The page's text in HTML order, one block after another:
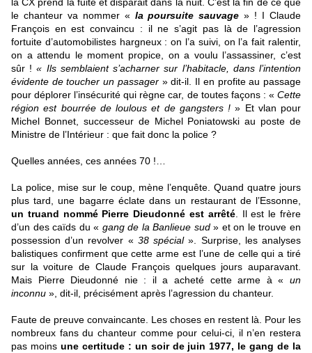
le chanteur va nommer « la poursuite sauvage » ! I Claude
François en est convaincu : il ne s’agit pas là de l’agression
fortuite d’automobilistes hargneux : on l’a suivi, on l’a fait ralentir,
on a attendu le moment propice, on a voulu l’assassiner, c’est
sûr !« Ils semblaient s’acharner sur l’habitacle, dans l’intention
évidente de toucher un passager» dit-il. Il en profite au passage
pour déplorer l’insécurité qui règne car, de toutes façons : « Cette
région est bourrée de loulous et de gangsters !» Et vlan pour
Michel Bonnet, successeur de Michel Poniatowski au poste de
Ministre de l’Intérieur : que fait donc la police ?
Quelles années, ces années 70 !…
La police, mise sur le coup, mène l’enquête. Quand quatre jours
plus tard, une bagarre éclate dans un restaurant de l’Essonne,
un truand nommé Pierre Dieudonné est arrêté. Il est le frère
d’un des caïds du « gang de la Banlieue sud» et on le trouve en
possession d’un revolver « 38 spécial». Surprise, les analyses
balistiques confirment que cette arme est l’une de celle qui a tiré
sur la voiture de Claude François quelques jours auparavant.
Mais Pierre Dieudonné nie : il a acheté cette arme à « un
inconnu », dit-il, précisément après l’agression du chanteur.
Faute de preuve convaincante. Les choses en restent là. Pour les
nombreux fans du chanteur comme pour celui-ci, il n’en restera
pas moins une certitude : un soir de juin 1977, le gang de la